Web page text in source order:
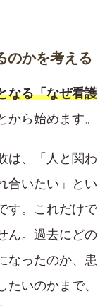
かを考える
なる「なぜ看護
から始めます。
は、「人と関わ
合いたい」とい
す。これだけで
ん。過去にどの
なったのか、患
いのかまで、